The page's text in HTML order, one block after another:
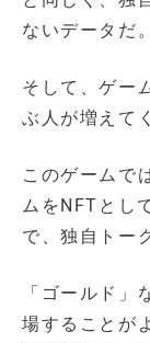
ないデータだ。
そして、ゲー
ぶ人が増えて
このゲームで
ムをNFTとし
で、独自トー
「ゴールド」
場することが